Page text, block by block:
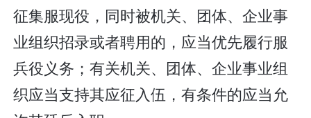
征集服现役，同时被机关、团体、企业事
业组织招录或者聘用的，应当优先履行服
兵役义务；有关机关、团体、企业事业组
织应当支持其应征入伍，有条件的应当允